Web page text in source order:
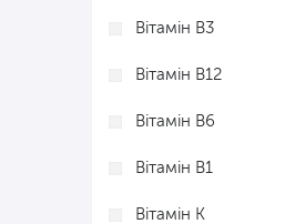
Вітамін В3
Вітамін В12
Вітамін В6
Вітамін В1
Вітамін К